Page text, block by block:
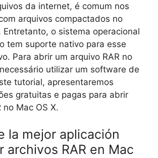
da internet, é comum nos
arquivos compactados no
Entretanto, o sistema operacional
tem suporte nativo para esse
Para abrir um arquivo RAR no
utilizar um software de
tutorial, apresentaremos
gratuitas e pagas para abrir
no Mac OS X.
la mejor aplicación
archivos RAR en Mac